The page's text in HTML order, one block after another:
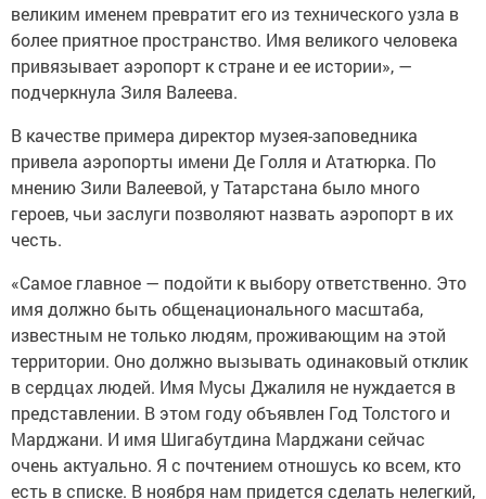
великим именем превратит его из технического узла в
более приятное пространство. Имя великого человека
привязывает аэропорт к стране и ее истории», —
подчеркнула Зиля Валеева.
В качестве примера директор музея-заповедника
привела аэропорты имени Де Голля и Ататюрка. По
мнению Зили Валеевой, у Татарстана было много
героев, чьи заслуги позволяют назвать аэропорт в их
честь.
«Самое главное — подойти к выбору ответственно. Это
имя должно быть общенационального масштаба,
известным не только людям, проживающим на этой
территории. Оно должно вызывать одинаковый отклик
в сердцах людей. Имя Мусы Джалиля не нуждается в
представлении. В этом году объявлен Год Толстого и
Марджани. И имя Шигабутдина Марджани сейчас
очень актуально. Я с почтением отношусь ко всем, кто
есть в списке. В ноября нам придется сделать нелегкий,